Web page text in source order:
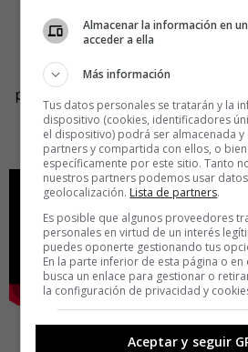
sentido, la app permite clasificar
útiles para aquellas personas que
higiene, su derecho de uso y su
personas minusválidas y familias
lo mismo haber bebido dos litros
cambiar los pañales
Almacenar la información en
acceder a ella
Más información
Tus datos personales se tratarán y la
dispositivo (cookies, identificadores
el dispositivo) podrá ser almacenada
partners y compartida con ellos, o
específicamente por este sitio. Tanto
nuestros partners podemos usar
geolocalización. Lista de partners.
Es posible que algunos proveedores
personales en virtud de un interés
puedes oponerte gestionando tus
En la parte inferior de esta página o en
busca un enlace para gestionar o
la configuración de privacidad y
Aceptar y seguir